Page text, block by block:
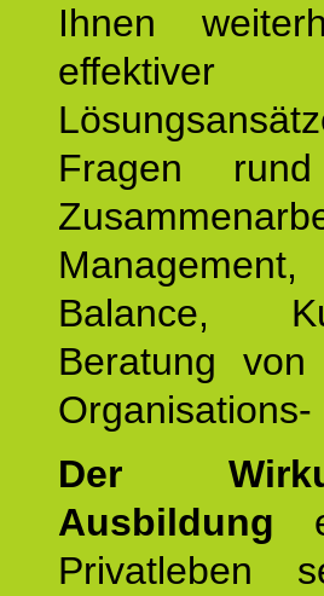
Ihnen
effektiver
Fragen
Balance,
Beratung
Der
Ausbildung
Privatleben